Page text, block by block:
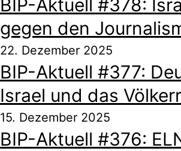
BIP-Aktuell #378:
gegen den
22. Dezember 2025
BIP-Aktuell #377:
Israel und das
15. Dezember 2025
BIP-Aktuell #376: